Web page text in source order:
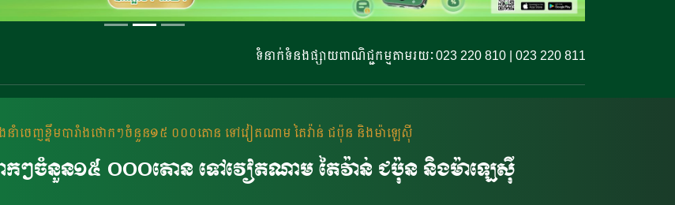
ទំនាក់ទំនងផ្សាយពាណិជ្ជកម្មតាមរយៈ 023 220 810 | 023 220 811 | 099 327 779
ងនាំចេញខ្ទឹមបារាំងថោកៗចំនួន១៥ ០០០តោន ទៅវៀតណាម តៃវ៉ាន់ ជប៉ុន និងម៉ាឡេស៊ី
ថោកៗចំនួន១៥ ០០០តោន ទៅវៀតណាម តៃវ៉ាន់ ជប៉ុន និងម៉ាឡេស៊ី